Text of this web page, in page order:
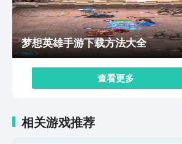
梦想英雄手游下载方法大全
查看更多
相关游戏推荐